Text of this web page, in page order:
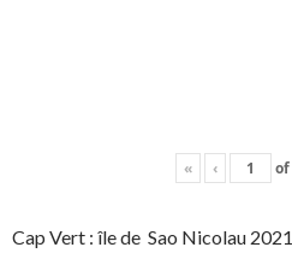
« ‹ of
Cap Vert : île de Sao Nicolau 2021